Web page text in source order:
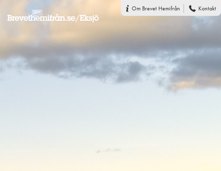
Om Brevet Hemifrån Kontakt